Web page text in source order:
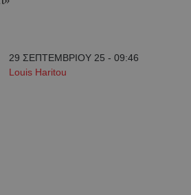
29 ΣΕΠΤΕΜΒΡΙΟΥ 25 - 09:46
Louis Haritou